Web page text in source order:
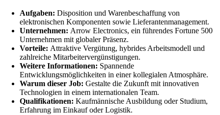
Aufgaben: Disposition und Warenbeschaffung von
elektronischen Komponenten sowie Lieferantenmanagement.
Unternehmen: Arrow Electronics, ein führendes Fortune 500
Unternehmen mit globaler Präsenz.
Vorteile: Attraktive Vergütung, hybrides Arbeitsmodell und
zahlreiche Mitarbeitervergünstigungen.
Weitere Informationen: Spannende
Entwicklungsmöglichkeiten in einer kollegialen Atmosphäre.
Warum dieser Job: Gestalte die Zukunft mit innovativen
Technologien in einem internationalen Team.
Qualifikationen: Kaufmännische Ausbildung oder Studium,
Erfahrung im Einkauf oder Logistik.